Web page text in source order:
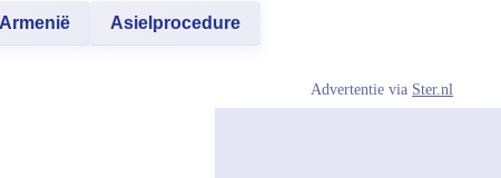
Armenië
Asielprocedure
Advertentie via Ster.nl